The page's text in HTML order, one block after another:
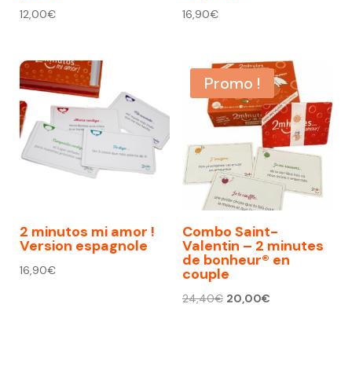
12,00€ 16,90€
2 minutos mi amor !
Version espagnole
16,90€
Promo !
Combo Saint-
Valentin – 2 minutes
de bonheur® en
couple
24,40€ Le
20,00€Le